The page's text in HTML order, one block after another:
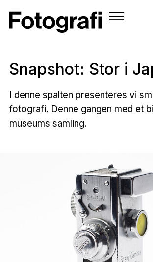
Snapshot: Stor i
I denne spalten presenteres vi
fotografi. Denne gangen med et
museums samling.